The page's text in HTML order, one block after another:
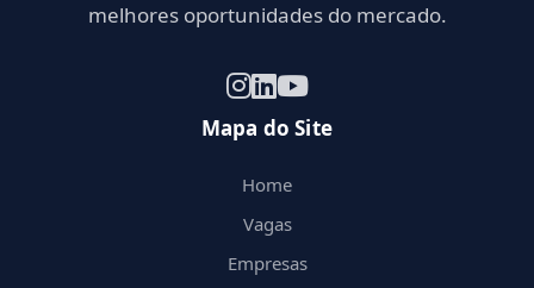
melhores oportunidades do mercado.
Mapa do Site
Home
Vagas
Empresas